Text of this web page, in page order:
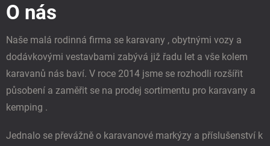
O nás
Naše malá rodinná firma se karavany , obytnými vozy a
dodávkovými vestavbami zabývá již řadu let a vše kolem
karavanů nás baví. V roce 2014 jsme se rozhodli rozšířit
působení a zaměřit se na prodej sortimentu pro karavany a
kemping .
Jednalo se převážně o karavanové markýzy a příslušenství k